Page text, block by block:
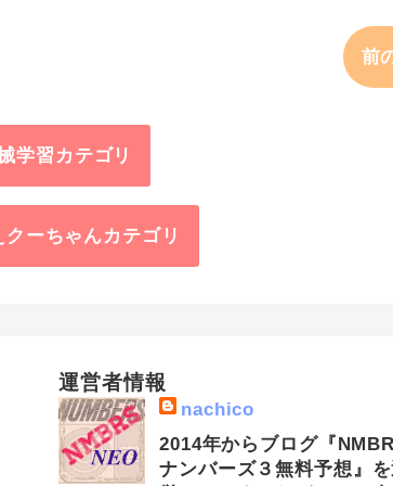
前
学習カテゴリ
ーちゃんカテゴリ
運営者情報
nachico
2014年からブログ『
ナンバーズ３無料予想』